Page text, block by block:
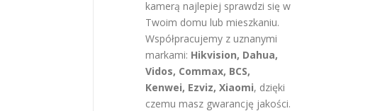
kamerą najlepiej sprawdzi się w
Twoim domu lub mieszkaniu.
Współpracujemy z uznanymi
markami: Hikvision, Dahua,
Vidos, Commax, BCS,
Kenwei, Ezviz, Xiaomi, dzięki
czemu masz gwarancję jakości.